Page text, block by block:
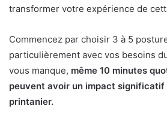
transformer votre expérience de
Commencez par choisir 3 à 5
particulièrement avec vos besoins
vous manque, même 10 minutes
peuvent avoir un impact
printanier.